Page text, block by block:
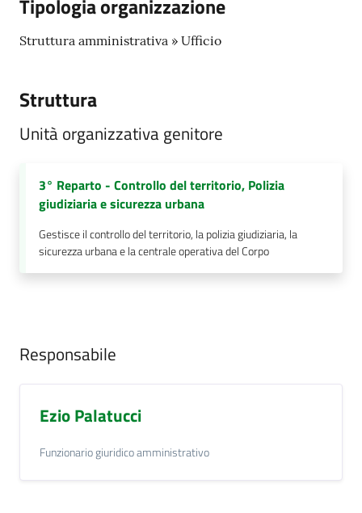
Tipologia organizzazione
Struttura amministrativa » Ufficio
Struttura
Unità organizzativa genitore
3° Reparto - Controllo del territorio, Polizia
giudiziaria e sicurezza urbana
Gestisce il controllo del territorio, la polizia giudiziaria, la
sicurezza urbana e la centrale operativa del Corpo
Responsabile
Ezio Palatucci
Funzionario giuridico amministrativo